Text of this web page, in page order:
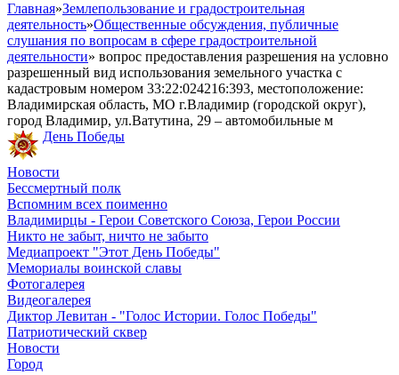
Главная»Землепользование и градостроительная
деятельность»Общественные обсуждения, публичные
слушания по вопросам в сфере градостроительной
деятельности» вопрос предоставления разрешения на условно
разрешенный вид использования земельного участка с
кадастровым номером 33:22:024216:393, местоположение:
Владимирская область, МО г.Владимир (городской округ),
город Владимир, ул.Ватутина, 29 – автомобильные м
День Победы
Новости
Бессмертный полк
Вспомним всех поименно
Владимирцы - Герои Советского Союза, Герои России
Никто не забыт, ничто не забыто
Медиапроект "Этот День Победы"
Мемориалы воинской славы
Фотогалерея
Видеогалерея
Диктор Левитан - "Голос Истории. Голос Победы"
Патриотический сквер
Новости
Город